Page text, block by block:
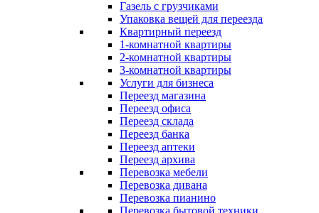
Газель с грузчиками
Упаковка вещей для переезда
Квартирный переезд
1-комнатной квартиры
2-комнатной квартиры
3-комнатной квартиры
Услуги для бизнеса
Переезд магазина
Переезд офиса
Переезд склада
Переезд банка
Переезд аптеки
Переезд архива
Перевозка мебели
Перевозка дивана
Перевозка пианино
Перевозка бытовой техники